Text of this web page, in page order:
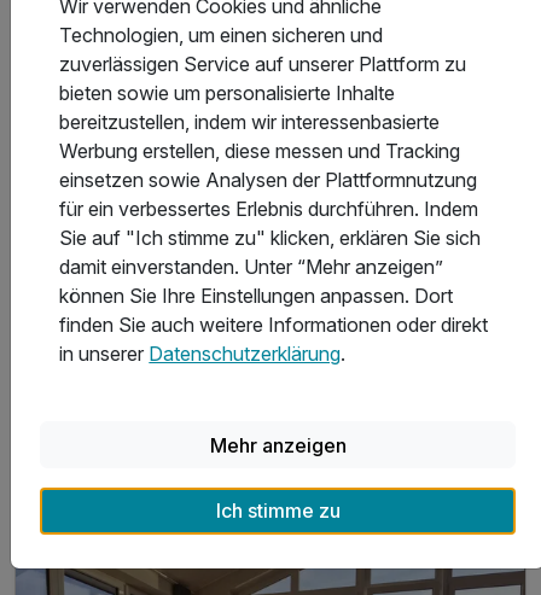
Saisonal verfügbar
Hattstedtermarsch, Nordfriesland
Gesamt ab
Nordsee-Hotel Arlau-Schleuse
Yoga an der Nordseeküste mit Halbpension &
Kursprogramm
7 Übernachtungen
7 x reichhaltiges Frühstück vom Buffet
7 x Abendessen als 2-Gang im Hotel-Restaurant
täglich bis zu 3 Std. Yoga (außer An-/Abreisetag)
Alle Inklusivleistungen 6 enthalten
7 x reichhaltiges Frühstück vom Buffet
7 x Abendessen als 2-Gang im Hotel-Restaurant
täglich bis zu 3 Std. Yoga (außer An-/Abreisetag)
1 x geführte Deichwanderung ab Hotel
2 weitere anzeigen
Zum Angebot
Wir verwenden Cookies und ähnliche
Technologien, um einen sicheren und
zuverlässigen Service auf unserer Plattform zu
bieten sowie um personalisierte Inhalte
bereitzustellen, indem wir interessenbasierte
Werbung erstellen, diese messen und Tracking
einsetzen sowie Analysen der Plattformnutzung
für ein verbessertes Erlebnis durchführen. Indem
Sie auf "Ich stimme zu" klicken, erklären Sie sich
damit einverstanden. Unter “Mehr anzeigen”
können Sie Ihre Einstellungen anpassen. Dort
finden Sie auch weitere Informationen oder direkt
in unserer Datenschutzerklärung.
Mehr anzeigen
Ich stimme zu